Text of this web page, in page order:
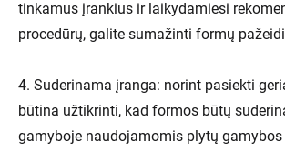
tinkamus įrankius ir laikydamiesi
procedūrų, galite sumažinti formų
4. Suderinama įranga: norint pasiekti
būtina užtikrinti, kad formos būtų
gamyboje naudojamomis plytų